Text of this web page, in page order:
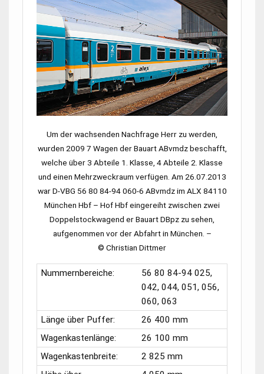
Um der wachsenden Nachfrage Herr zu werden,
wurden 2009 7 Wagen der Bauart ABvmdz beschafft,
welche über 3 Abteile 1. Klasse, 4 Abteile 2. Klasse
und einen Mehrzweckraum verfügen. Am 26.07.2013
warD-VBG 56 80 84-94 060-6 ABvmdzim ALX 84110
München Hbf – Hof Hbfeingereiht zwischen zwei
Doppelstockwagend er Bauart DBpz zu sehen,
aufgenommen vor der Abfahrt in München. –
© Christian Dittmer
Nummernbereiche:
56 80 84-94 025,
042, 044, 051, 056,
060, 063
Länge über Puffer:
26 400 mm
Wagenkastenlänge:
26 100 mm
Wagenkastenbreite:
2 825 mm